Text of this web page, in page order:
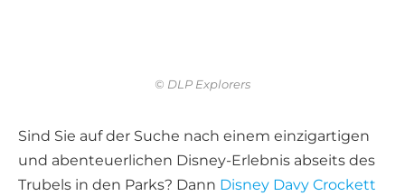
© DLP Explorers
Sind Sie auf der Suche nach einem einzigartigen
und abenteuerlichen Disney-Erlebnis abseits des
Trubels in den Parks? Dann Disney Davy Crockett